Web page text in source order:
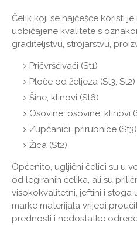
Čelik koji se najčešće koristi
uobičajene kvalitete s
graditeljstvu, strojarstvu,
Pričvršćivači (St1)
Ploče od željeza (St3, St2)
Šine, klinovi (St6)
Osovine, osovine, klinovi
Zupčanici, prirubnice (St3)
Žica (St2)
Općenito, ugljični čelici su u
od legiranih čelika, ali su
visokokvalitetni, jeftini i stoga
marke materijala vrijedi
prednosti i nedostatke